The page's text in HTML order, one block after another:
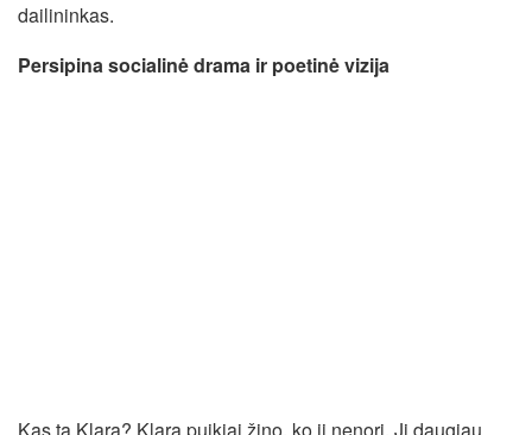
dailininkas.
Persipina socialinė drama ir poetinė vizija